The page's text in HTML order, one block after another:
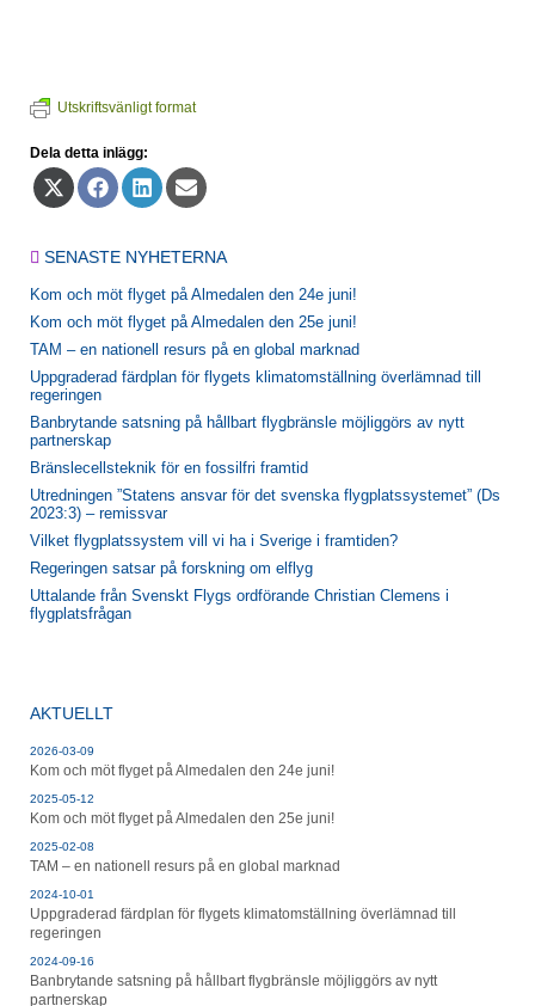
Utskriftsvänligt format
Dela detta inlägg:
Dela
på
Dela
på
Dela
på
Dela
på
SENASTE NYHETERNA
Kom och möt flyget på Almedalen den 24e juni!
Kom och möt flyget på Almedalen den 25e juni!
TAM – en nationell resurs på en global marknad
Uppgraderad färdplan för flygets klimatomställning överlämnad till
regeringen
Banbrytande satsning på hållbart flygbränsle möjliggörs av nytt
partnerskap
Bränslecellsteknik för en fossilfri framtid
Utredningen ”Statens ansvar för det svenska flygplatssystemet” (Ds
2023:3) – remissvar
Vilket flygplatssystem vill vi ha i Sverige i framtiden?
Regeringen satsar på forskning om elflyg
Uttalande från Svenskt Flygs ordförande Christian Clemens i
flygplatsfrågan
AKTUELLT
2026-03-09
Kom och möt flyget på Almedalen den 24e juni!
2025-05-12
Kom och möt flyget på Almedalen den 25e juni!
2025-02-08
TAM – en nationell resurs på en global marknad
2024-10-01
Uppgraderad färdplan för flygets klimatomställning överlämnad till
regeringen
2024-09-16
Banbrytande satsning på hållbart flygbränsle möjliggörs av nytt
partnerskap